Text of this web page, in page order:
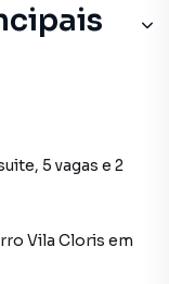
5 vagas e 2
Vila Cloris em